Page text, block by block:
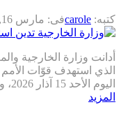
كتبه: caroleفى: مارس 16, 2026
أدانت وزارة الخارجية
الذي استهدف قوّات الأمم
اليوم الأحد 15 آذار 2026، وذلك في ثلاث حوادث منفصلة و...
المزيد